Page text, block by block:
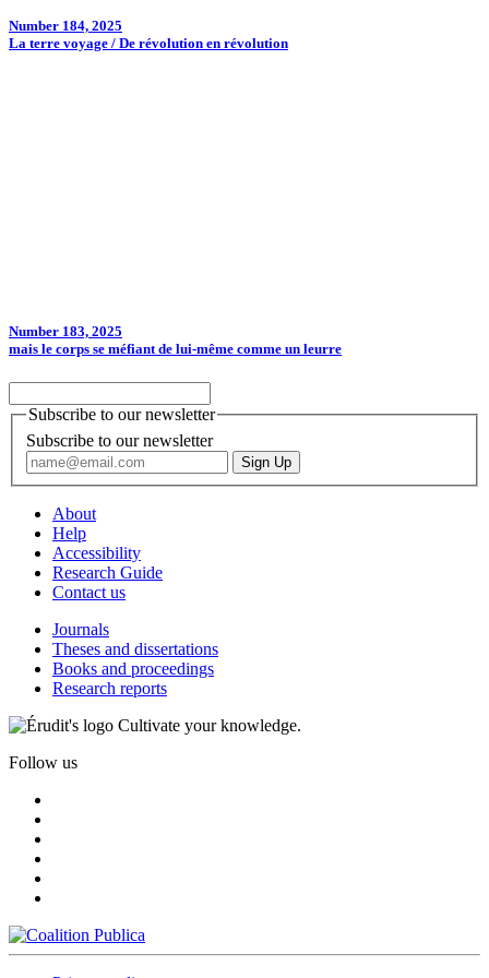
Number 184, 2025
La terre voyage / De révolution en révolution
Number 183, 2025
mais le corps se méfiant de lui-même comme un leurre
Subscribe to our newsletter
Subscribe to our newsletter
About
Help
Accessibility
Research Guide
Contact us
Journals
Theses and dissertations
Books and proceedings
Research reports
Cultivate your knowledge.
Follow us